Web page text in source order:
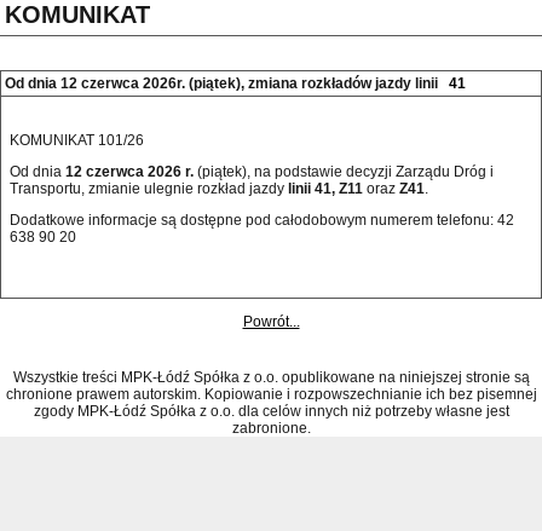
KOMUNIKAT
Od dnia 12 czerwca 2026r. (piątek), zmiana rozkładów jazdy linii 41
KOMUNIKAT 101/26
Od dnia 12 czerwca 2026 r. (piątek), na podstawie decyzji Zarządu Dróg i
Transportu, zmianie ulegnie rozkład jazdy linii 41, Z11 oraz Z41
Dodatkowe informacje są dostępne pod całodobowym numerem telefonu: 42
638 90 20
Powrót...
Wszystkie treści MPK-Łódź Spółka z o.o. opublikowane na niniejszej stronie są
chronione prawem autorskim. Kopiowanie i rozpowszechnianie ich bez pisemnej
zgody MPK-Łódź Spółka z o.o. dla celów innych niż potrzeby własne jest
zabronione.